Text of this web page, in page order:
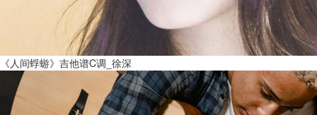
《人间蜉蝣》吉他谱C调_徐深